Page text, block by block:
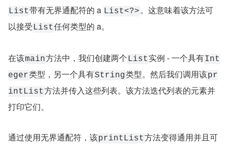
List带有无界通配符的 a List<?>。这意味着该方法可
以接受List任何类型的 a。
在该main方法中，我们创建两个List 实例 - 一个具有Int
eger类型，另一个具有String类型。然后我们调用该pr
intList方法并传入这些列表。该方法迭代列表的元素并
打印它们。
通过使用无界通配符，该printList方法变得通用并且可